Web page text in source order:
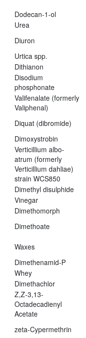
Dodecan-1-ol
Urea
Diuron
Urtica spp.
Dithianon
Disodium
phosphonate
Valifenalate (formerly
Valiphenal)
Diquat (dibromide)
Dimoxystrobin
Verticillium albo-
atrum (formerly
Verticillium dahliae)
strain WCS850
Dimethyl disulphide
Vinegar
Dimethomorph
Dimethoate
Waxes
Dimethenamid-P
Whey
Dimethachlor
Z,Z-3,13-
Octadecadienyl
Acetate
zeta-Cypermethrin